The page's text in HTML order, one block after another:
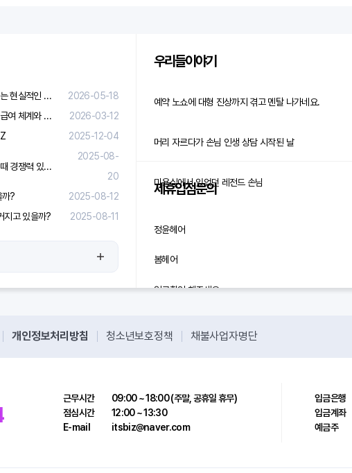
미용사 면허증 취득 후 취업까지 준비하는 현실적인 방법
2026-05-18
마사지구인구직 시 반드시 살펴봐야 할 급여 체계와 합리적 보상 가이드
2026-03-12
2025-12-04
마사지구인구직, 다른 직업과 비교했을 때 경쟁력 있을까?
2025-08-
20
까?
2025-08-12
지고 있을까?
2025-08-11
우리들이야기
예약 노쇼에 대형 진상까지 겪고 멘탈 나가네요.
머리 자르다가 손님 인생 상담 시작된 날
미용실에서 있었던 레전드 손님
제휴입점문의
정윤헤어
봄헤어
입금확인 해주세요.
개인정보처리방침 청소년보호정책 채불사업자명단
근무시간
09:00 ~ 18:00 (주말, 공휴일 휴무)
점심시간
12:00 ~ 13:30
E-mail
itsbiz@naver.com
입금은행
입금계좌
예금주